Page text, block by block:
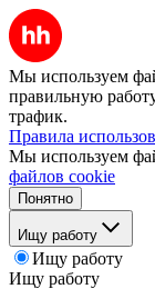
Мы используем
правильную
трафик.
Правила
Мы используем
файлов cookie
Понятно
Ищу работу
Ищу работу
Ищу работу